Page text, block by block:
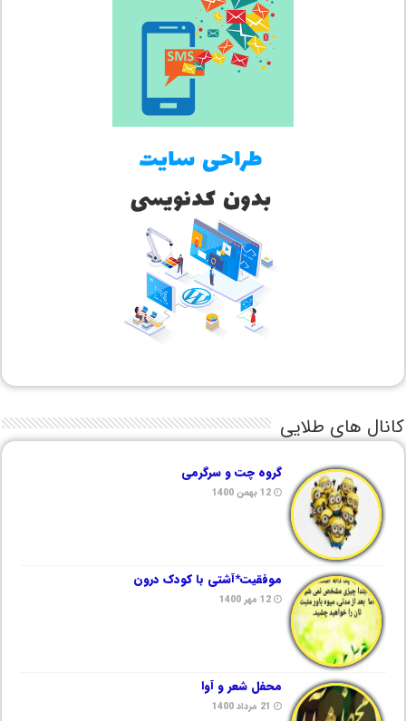
کانال های طلایی
گروه چت و سرگرمی
12 بهمن 1400
موفقیت*آشتی با کودک درون
12 مهر 1400
محفل شعر و آوا
21 مرداد 1400